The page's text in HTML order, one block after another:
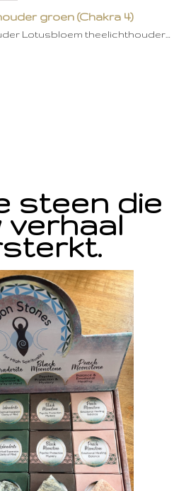
groen (Chakra 4)
Lotusbloem theelichthouder…
steen die
verhaal